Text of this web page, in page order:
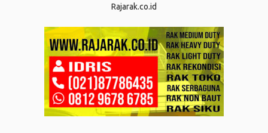
Rajarak.co.id